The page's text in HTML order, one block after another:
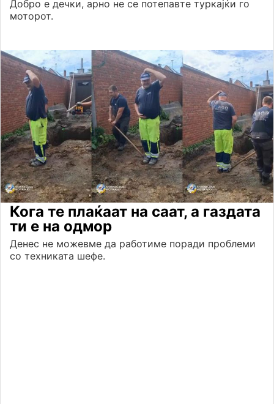
Добро е дечки, арно не се потепавте туркајќи го
моторот.
Кога те плаќаат на саат, а газдата
ти е на одмор
Денес не можевме да работиме поради проблеми
со техниката шефе.